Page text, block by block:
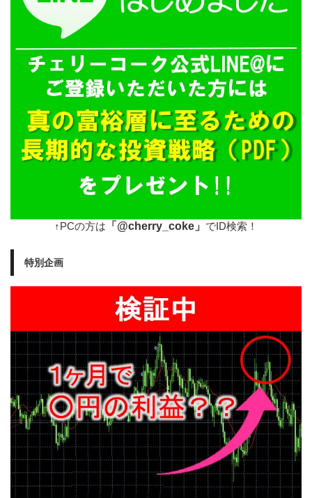
↑PCの方は 「@cherry_coke」 でID検索！
特別企画